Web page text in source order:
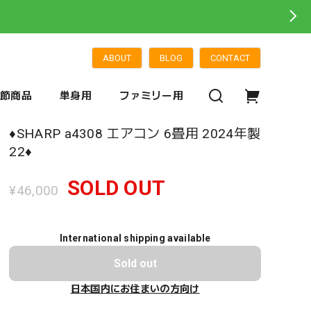
ABOUT BLOG CONTACT
商品 単身用 ファミリー用
♦️SHARP a4308 エアコン 6畳用 2024年製
22♦️
¥46,000 SOLD OUT
International shipping available
Sold out
日本国内にお住まいの方向け